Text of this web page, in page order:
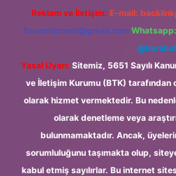
Reklam ve İletişim: E-mail:
forumhizmeti@gmail.com
@karabul
Yasal Uyarı: Sitemiz, 5651 Sayılı
ve İletişim Kurumu (BTK) tarafından
olarak hizmet vermektedir. Bu
olarak denetleme veya
bulunmamaktadır. Ancak,
sorumluluğunu taşımakta olup,
kabul etmiş sayılırlar. Bu internet